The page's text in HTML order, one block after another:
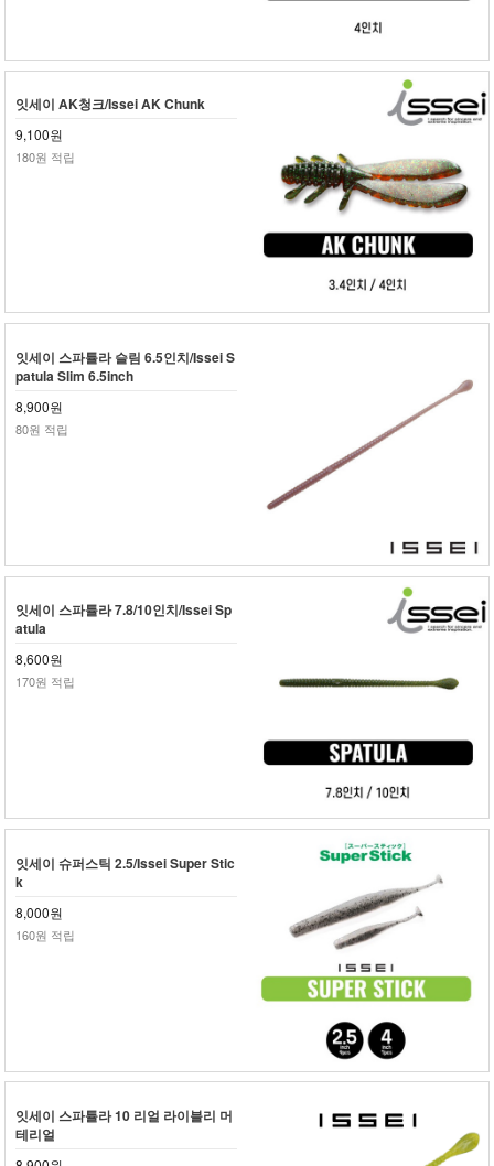
잇세이 AK청크/Issei AK Chunk
9,100원
180원 적립
잇세이 스파튤라 슬림 6.5인치/Issei S
patula Slim 6.5inch
8,900원
80원 적립
잇세이 스파튤라 7.8/10인치/Issei Sp
atula
8,600원
170원 적립
잇세이 슈퍼스틱 2.5/Issei Super Stic
k
8,000원
160원 적립
잇세이 스파튤라 10 리얼 라이블리 머
테리얼